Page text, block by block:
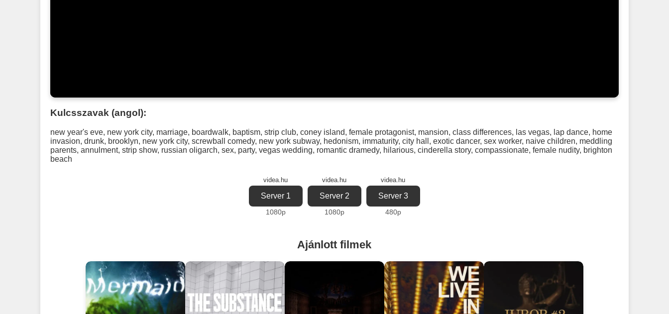
Kulcsszavak (angol):
new year's eve, new york city, marriage, boardwalk, baptism, strip club, coney island, female protagonist, mansion, class differences, las vegas, lap dance, home
invasion, drunk, brooklyn, new york city, screwball comedy, new york subway, hedonism, immaturity, city hall , exotic dancer, sex worker, naive children, meddling
parents, annulment, strip show, russian oligarch, sex, party, vegas wedding, romantic dramedy, hilarious, cinderella story, compassionate, female nudity, brighton
beach
videa.hu
Server 1
1080p
videa.hu
Server 2
1080p
videa.hu
Server 3
480p
Ajánlott filmek